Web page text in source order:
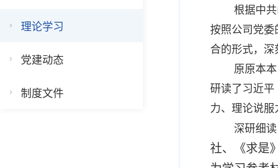
理论学习
党建动态
制度文件
根据中
按照公司党委
合的形式，深
原原本
研读了习近平
力、理论说服
深研细
社、《求是